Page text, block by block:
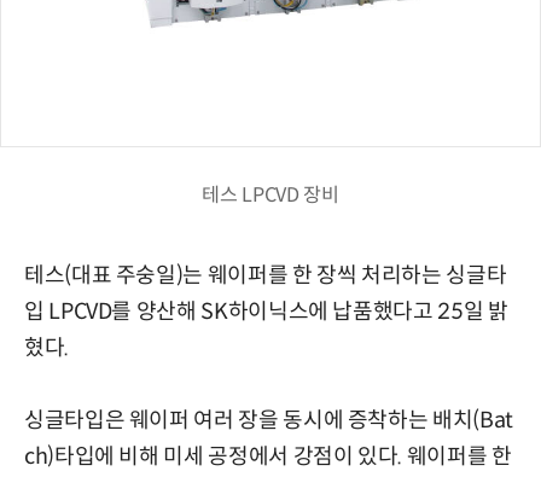
테스 LPCVD 장비
테스(대표 주숭일)는 웨이퍼를 한 장씩 처리하는 싱글타
입 LPCVD를 양산해 SK하이닉스에 납품했다고 25일 밝
혔다.
싱글타입은 웨이퍼 여러 장을 동시에 증착하는 배치(Bat
ch)타입에 비해 미세 공정에서 강점이 있다. 웨이퍼를 한